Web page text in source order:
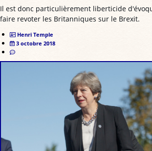
Il est donc particulièrement liberticide
faire revoter les Britanniques sur le Brexit.
Henri Temple
3 octobre 2018